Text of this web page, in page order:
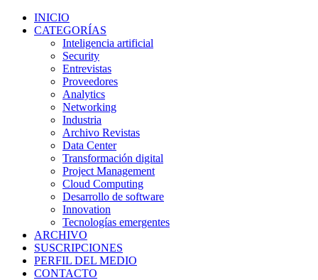
INICIO
CATEGORÍAS
Inteligencia artificial
Security
Entrevistas
Proveedores
Analytics
Networking
Industria
Archivo Revistas
Data Center
Transformación digital
Project Management
Cloud Computing
Desarrollo de software
Innovation
Tecnologías emergentes
ARCHIVO
SUSCRIPCIONES
PERFIL DEL MEDIO
CONTACTO